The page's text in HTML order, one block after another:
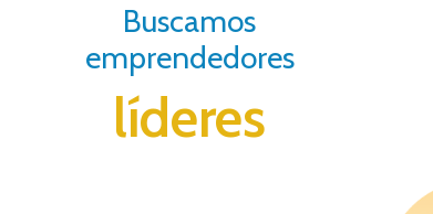
Buscamos
emprendedores
líderes